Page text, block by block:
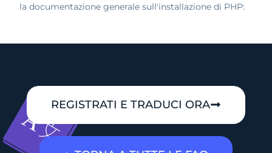
la documentazione generale sull'installazione di PHP:
REGISTRATI E TRADUCI ORA